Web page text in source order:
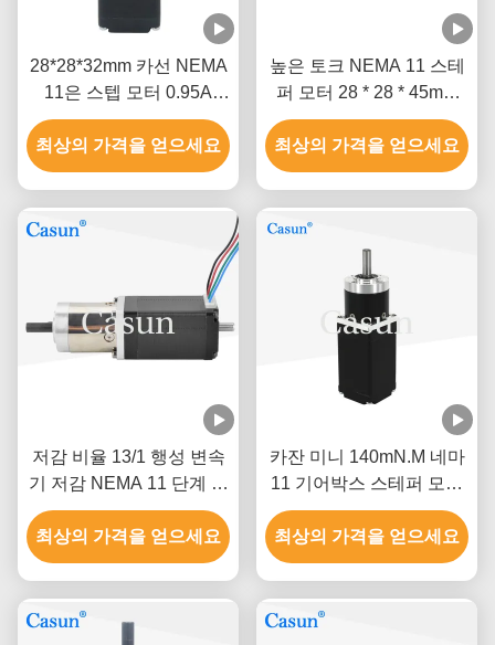
28*28*32mm 카선 NEMA
11은 스텝 모터 0.95A
2.85V에 기어를 넣었습니
다
최상의 가격을 얻으세요
높은 토크 NEMA 11 스테
퍼 모터 28 * 28 * 45mm
0.67A 인코더 10 1 감소
비율
최상의 가격을 얻으세요
저감 비율 13/1 행성 변속
기 저감 NEMA 11 단계 모
터 ROHS
최상의 가격을 얻으세요
카잔 미니 140mN.M 네마
11 기어박스 스테퍼 모터
CE 인증 8.04V
최상의 가격을 얻으세요